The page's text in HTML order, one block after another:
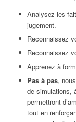
Analysez les
jugement.
Reconnaissez
Reconnaissez
Apprenez à
Pas à pas,
de simulations,
permettront
tout en